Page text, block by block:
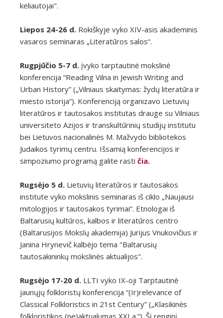
keliautojai".
Liepos 24-26 d. Rokiškyje vyko XIV-asis akademinis
vasaros seminaras „Literatūros salos“.
Rugpjūčio 5-7 d. įvyko tarptautinė mokslinė
konferencija “Reading Vilna in Jewish Writing and
Urban History” („Vilniaus skaitymas: žydų literatūra ir
miesto istorija“). Konferenciją organizavo Lietuvių
literatūros ir tautosakos institutas drauge su Vilniaus
universiteto Azijos ir transkultūrinių studijų institutu
bei Lietuvos nacionalinės M. Mažvydo bibliotekos
Judaikos tyrimų centru. Išsamią konferencijos ir
simpoziumo programą galite rasti čia.
Rugsėjo 5 d. Lietuvių literatūros ir tautosakos
institute vyko mokslinis seminaras iš ciklo „Naujausi
mitologijos ir tautosakos tyrimai“. Etnologai iš
Baltarusių kultūros, kalbos ir literatūros centro
(Baltarusijos Mokslų akademija) Jurijus Vnukovičius ir
Janina Hrynevič kalbėjo tema "Baltarusių
tautosakininkų mokslinės aktualijos".
Rugsėjo 17-20 d. LLTI vyko IX-oji Tarptautinė
jaunųjų folkloristų konferencija “(Ir)relevance of
Classical Folkloristics in 21st Century” („Klasikinės
folkloristikos (ne)aktualumas XXI a.“). Šį renginį